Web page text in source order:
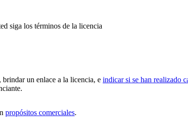
siga los términos de la licencia
, brindar un enlace a la licencia, e indicar si se han realizado
propósitos comerciales.